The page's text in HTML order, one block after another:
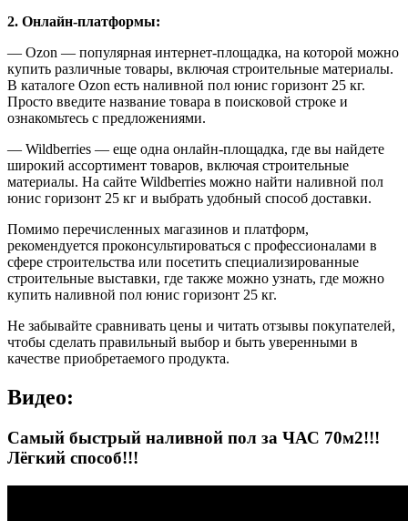
2. Онлайн-платформы:
— Ozon — популярная интернет-площадка, на которой можно
купить различные товары, включая строительные материалы.
В каталоге Ozon есть наливной пол юнис горизонт 25 кг.
Просто введите название товара в поисковой строке и
ознакомьтесь с предложениями.
— Wildberries — еще одна онлайн-площадка, где вы найдете
широкий ассортимент товаров, включая строительные
материалы. На сайте Wildberries можно найти наливной пол
юнис горизонт 25 кг и выбрать удобный способ доставки.
Помимо перечисленных магазинов и платформ,
рекомендуется проконсультироваться с профессионалами в
сфере строительства или посетить специализированные
строительные выставки, где также можно узнать, где можно
купить наливной пол юнис горизонт 25 кг.
Не забывайте сравнивать цены и читать отзывы покупателей,
чтобы сделать правильный выбор и быть уверенными в
качестве приобретаемого продукта.
Видео:
Самый быстрый наливной пол за ЧАС 70м2!!!
Лёгкий способ!!!